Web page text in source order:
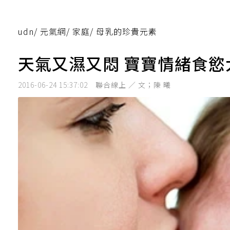
udn/ 元氣網/ 家庭/ 母乳的珍貴元素
天氣又濕又悶 寶寶情緒食
2016-06-24 15:37:02 聯合線上 ／ 文；陳 曦